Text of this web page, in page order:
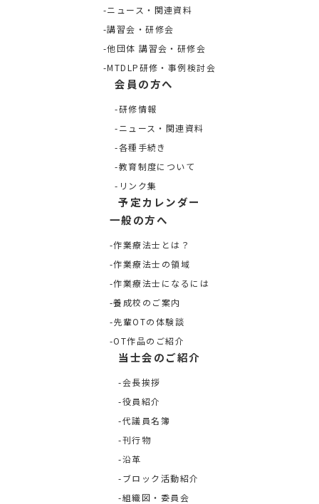
ニュース・関連資料
講習会・研修会
他団体 講習会・研修会
MTDLP研修・事例検討会
会員の方へ
研修情報
ニュース・関連資料
各種手続き
教育制度について
リンク集
予定カレンダー
一般の方へ
作業療法士とは？
作業療法士の領域
作業療法士になるには
養成校のご案内
先輩OTの体験談
OT作品のご紹介
当士会のご紹介
会長挨拶
役員紹介
代議員名簿
刊行物
沿革
ブロック活動紹介
組織図・委員会